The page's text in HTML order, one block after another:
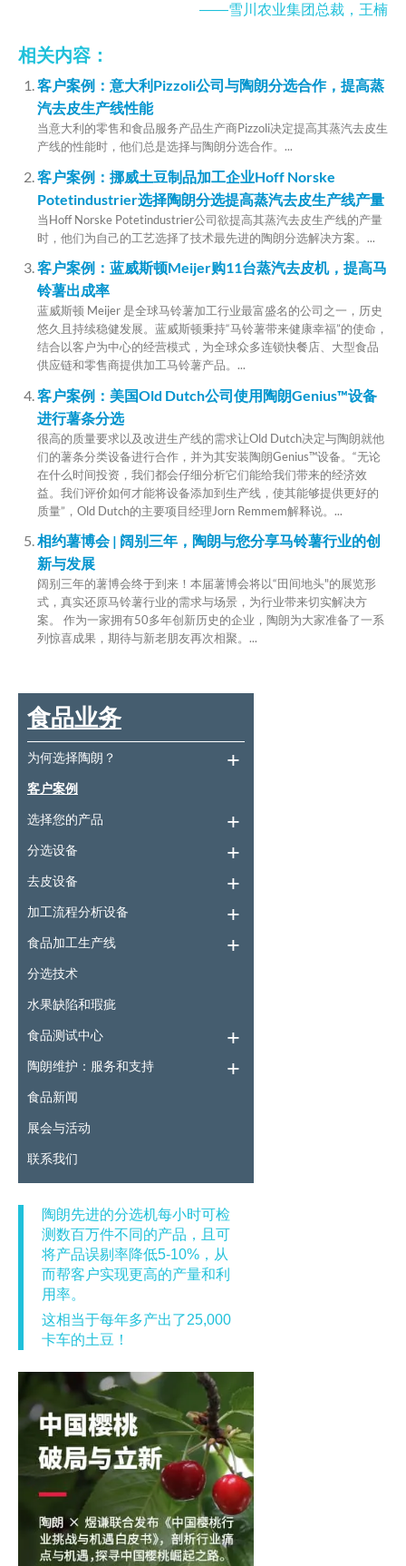
食品业务
为何选择陶朗？
客户案例
选择您的产品
分选设备
去皮设备
加工流程分析设备
食品加工生产线
分选技术
水果缺陷和瑕疵
食品测试中心
陶朗维护：服务和支持
食品新闻
展会与活动
联系我们
陶朗先进的分选机每小时可检
测数百万件不同的产品，且可
将产品误剔率降低5-10%，从
而帮客户实现更高的产量和利
用率。
这相当于每年多产出了25,000
卡车的土豆！
——雪川农业集团总裁，王楠
相关内容：
客户案例：意大利Pizzoli公司与陶朗分选合作，提高蒸
汽去皮生产线性能
当意大利的零售和食品服务产品生产商Pizzoli决定提高其蒸汽去皮生
产线的性能时，他们总是选择与陶朗分选合作。...
客户案例：挪威土豆制品加工企业Hoff Norske
Potetindustrier选择陶朗分选提高蒸汽去皮生产线产量
当Hoff Norske Potetindustrier公司欲提高其蒸汽去皮生产线的产量
时，他们为自己的工艺选择了技术最先进的陶朗分选解决方案。...
客户案例：蓝威斯顿Meijer购11台蒸汽去皮机，提高马
铃薯出成率
蓝威斯顿 Meijer 是全球马铃薯加工行业最富盛名的公司之一，历史
悠久且持续稳健发展。蓝威斯顿秉持“马铃薯带来健康幸福”的使命，
结合以客户为中心的经营模式，为全球众多连锁快餐店、大型食品
供应链和零售商提供加工马铃薯产品。...
客户案例：美国Old Dutch公司使用陶朗Genius™设备
进行薯条分选
很高的质量要求以及改进生产线的需求让Old Dutch决定与陶朗就他
们的薯条分类设备进行合作，并为其安装陶朗Genius™设备。“无论
在什么时间投资，我们都会仔细分析它们能给我们带来的经济效
益。我们评价如何才能将设备添加到生产线，使其能够提供更好的
质量”，Old Dutch的主要项目经理Jorn Remmem解释说。...
相约薯博会 | 阔别三年，陶朗与您分享马铃薯行业的创
新与发展
阔别三年的薯博会终于到来！本届薯博会将以“田间地头"的展览形
式，真实还原马铃薯行业的需求与场景，为行业带来切实解决方
案。 作为一家拥有50多年创新历史的企业，陶朗为大家准备了一系
列惊喜成果，期待与新老朋友再次相聚。...